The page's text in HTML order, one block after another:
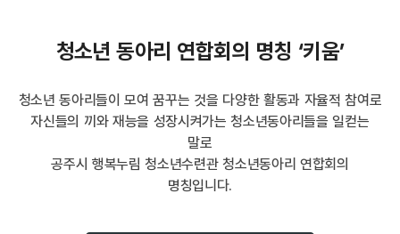
청소년 동아리 연합회의 명칭 ‘키움’
청소년 동아리들이 모여 꿈꾸는 것을 다양한 활동과 자율적 참여로
자신들의 끼와 재능을 성장시켜가는 청소년동아리들을 일컫는
말로
공주시 행복누림 청소년수련관 청소년동아리 연합회의
명칭입니다.